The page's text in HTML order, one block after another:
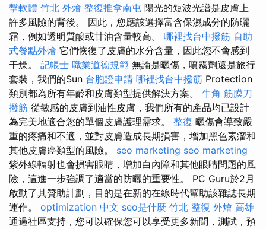
擊軟體 竹北 外燴 整復推拿南屯 陽光的短波光譜是皮膚上
許多風險的背後。 因此，您應該選擇富含保濕成分的防曬
霜，例如透明質酸或甘油含量較高。 哪裡找台中撥筋 自助
式餐點外燴 它們恢復了皮膚的水分含量，因此您不會感到
干燥。 記帳士 職業道德規範 無論是曬傷，噴霧劑還是旅行
套裝，我們的Sun 台胞證申請 哪裡找台中撥筋 Protection
類別都為所有年齡和皮膚類型提供解決方案。 牛角 筋膜刀
撥筋 從敏感的皮膚到油性皮膚，我們所有的產品均已設計
為完美地適合您的單個皮膚護理需求。 整復 曬傷會導致嚴
重的疼痛和不適，並對皮膚造成長期損害，增加黑色素瘤和
其他皮膚癌類型的風險。 seo marketing seo marketing
紫外線輻射也會損害眼睛，增加白內障和其他眼睛問題的風
險，這進一步強調了適當的防曬的重要性。 PC Guru於2月
啟動了其贊助計劃，目的是在新的在線時代幫助該雜誌長期
運作。 optimization 中文 seo是什麼 竹北 整復 外燴 高雄
通過社區支持，您可以確保您可以享受更多新聞，測試，預